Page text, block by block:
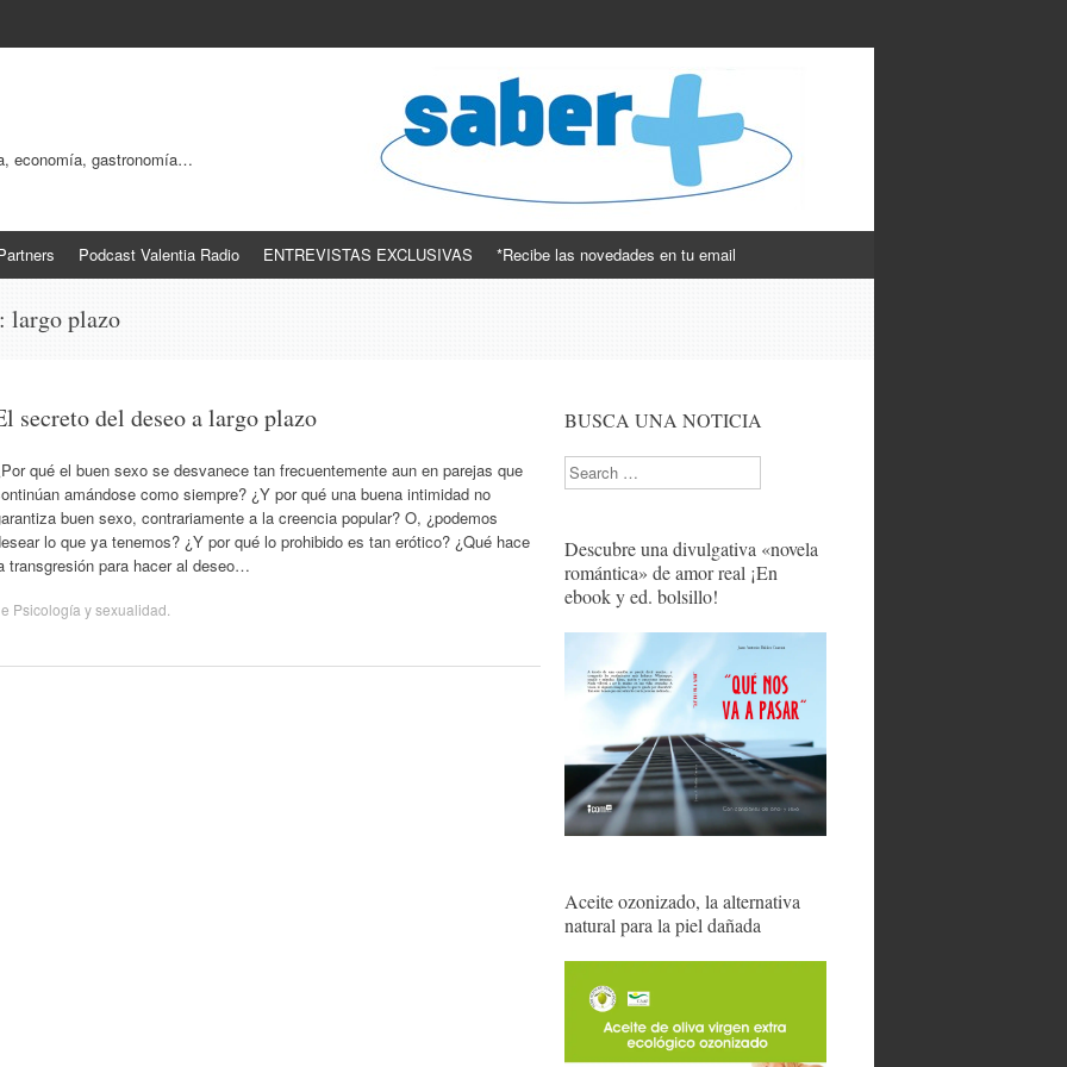
economía, gastronomía…
Podcast Valentia Radio ENTREVISTAS EXCLUSIVAS *Recibe las novedades en tu email
largo plazo
secreto del deseo a largo plazo
qué el buen sexo se desvanece tan frecuentemente aun en parejas que
amándose como siempre? ¿Y por qué una buena intimidad no
buen sexo, contrariamente a la creencia popular? O, ¿podemos
lo que ya tenemos? ¿Y por qué lo prohibido es tan erótico? ¿Qué hace
transgresión para hacer al deseo…
Psicología y sexualidad
BUSCA UNA NOTICIA
Search
Descubre una divulgativa «novela
romántica» de amor real ¡En
ebook y ed. bolsillo!
Aceite ozonizado, la alternativa
natural para la piel dañada